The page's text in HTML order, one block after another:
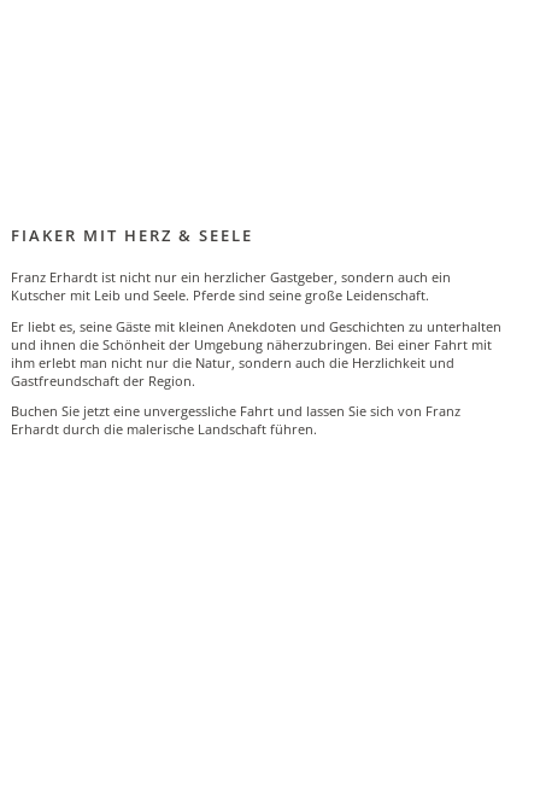
FIAKER MIT HERZ & SEELE
Franz Erhardt ist nicht nur ein herzlicher Gastgeber, sondern auch ein
Kutscher mit Leib und Seele. Pferde sind seine große Leidenschaft.
Er liebt es, seine Gäste mit kleinen Anekdoten und Geschichten zu unterhalten
und ihnen die Schönheit der Umgebung näherzubringen. Bei einer Fahrt mit
ihm erlebt man nicht nur die Natur, sondern auch die Herzlichkeit und
Gastfreundschaft der Region.
Buchen Sie jetzt eine unvergessliche Fahrt und lassen Sie sich von Franz
Erhardt durch die malerische Landschaft führen.